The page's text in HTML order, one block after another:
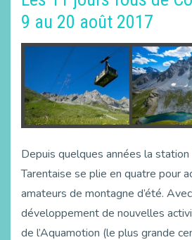
9 au 20 août 2017
Depuis quelques années la
Tarentaise se plie en quatre pour
amateurs de montagne d’été.
développement de nouvelles
de l’Aquamotion (le plus grande